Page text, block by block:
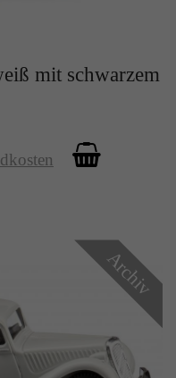
mit schwarzem
Archiv